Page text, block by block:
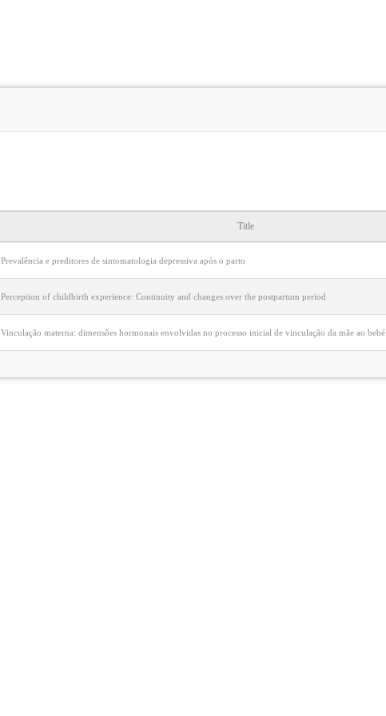
Title
Prevalência e preditores de sintomatologia depressiva após o parto
Perception of childbirth experience: Continuity and changes over the postpartum period
Vinculação materna: dimensões hormonais envolvidas no processo inicial de vinculação da mãe ao bebé